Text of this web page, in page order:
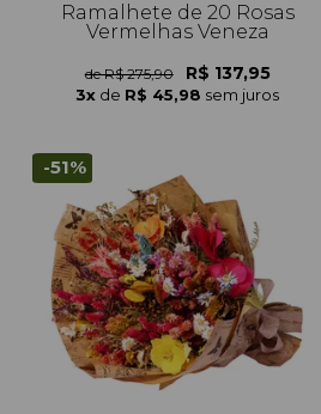
Ramalhete de 20 Rosas
Vermelhas Veneza
de R$ 275,90 R$ 137,95
3x de R$ 45,98 sem juros
-51%